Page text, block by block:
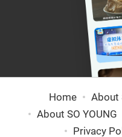
Home About
About SO YOUNG
Privacy